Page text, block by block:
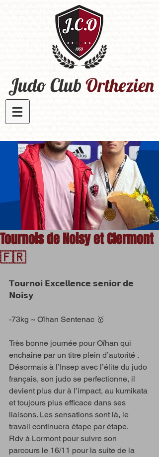
Judo ClubOrthezien​
Tournois de Noisy et Clermont
🇫🇷
𝗧𝗼𝘂𝗿𝗻𝗼𝗶 𝗘𝘅𝗰𝗲𝗹𝗹𝗲𝗻𝗰𝗲 𝘀𝗲𝗻𝗶𝗼𝗿 𝗱𝗲
𝗡𝗼𝗶𝘀𝘆
-73kg ~ Oïhan Sentenac 🥇
Très bonne journée pour Oïhan qui
enchaîne par un titre plein d’autorité .
Désormais à l’Insep avec l’élite du judo
français, son judo se perfectionne, il
devient plus dur à l’impact, au kumikata
et toujours plus efficace dans ses
liaisons. Les sensations sont là, le
travail continuera étape par étape.
Rdv à Lormont pour suivre son
parcours le 16/11 pour la suite de la